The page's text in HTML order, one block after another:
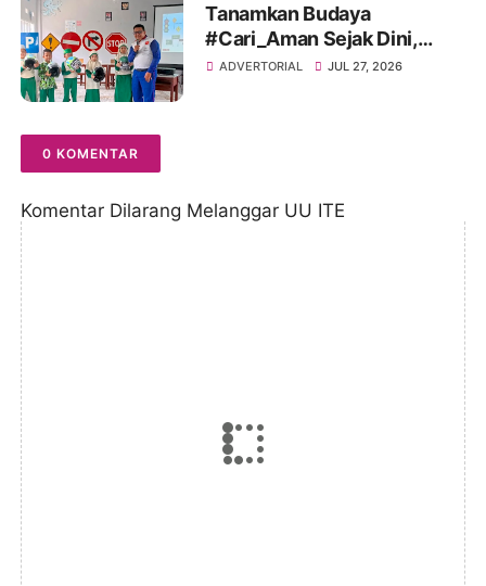
Tanamkan Budaya
#Cari_Aman Sejak Dini,
Sinsen Bagikan Helm di Hari
ADVERTORIAL JUL 27, 2026
0 KOMENTAR
Komentar Dilarang Melanggar UU ITE